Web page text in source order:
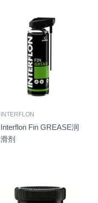
INTERFLON
Interflon Fin GREASE润
滑剂